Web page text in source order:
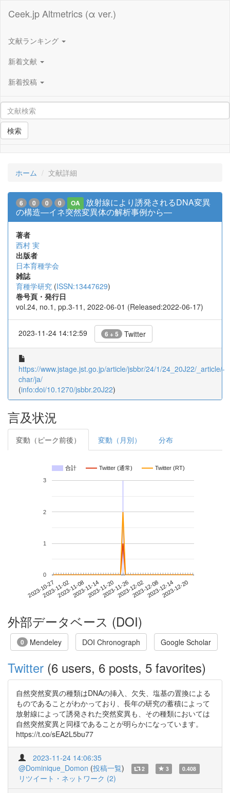
Ceek.jp Altmetrics (α ver.)
文献ランキング
新着文献
新着投稿
検索
ホーム 文献詳細
6 0 0 0 OA
放射線により誘発されるDNA変異
の構造―イネ突然変異体の解析事例から―
著者
西村 実
出版者
日本育種学会
雑誌
育種学研究 (ISSN:13447629)
巻号頁・発行日
vol.24, no.1, pp.3-11, 2022-06-01 (Released:2022-06-17)
2023-11-24 14:12:59 6 + 5 Twitter
https://www.jstage.jst.go.jp/article/jsbbr/24/1/24_20J22/_article/-
char/ja/
(info:doi/10.1270/jsbbr.20J22)
言及状況
変動（ピーク前後） 変動（月別） 分布
合計 Twitter (通常) Twitter (RT)
2023-10-272023-11-022023-11-082023-11-142023-11-202023-11-262023-12-022023-12-082023-12-142023-12-20
0
1
2
3
外部データベース (DOI)
0 Mendeley DOI Chronograph Google Scholar
Twitter (6 users, 6 posts, 5 favorites)
自然突然変異の種類はDNAの挿入、欠失、塩基の置換による
ものであることがわかっており、長年の研究の蓄積によって
放射線によって誘発された突然変異も、その種類においては
自然突然変異と同様であることが明らかになっています。
https://t.co/sEA2L5bu77
2023-11-24 14:06:35
@Dominique_Domon (投稿一覧) 2 3 0.408
リツイート・ネットワーク (2)